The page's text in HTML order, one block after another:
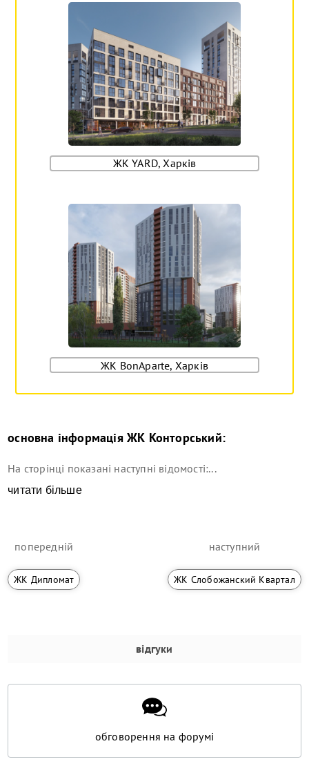
ЖК YARD, Харків
ЖК BonAparte, Харків
основна інформаціяЖК Конторський:
На сторінці показані наступні відомості:...
читати більше
попередній
ЖК Дипломат
наступний
ЖК Слобожанский Квартал
відгуки
обговорення на форумі